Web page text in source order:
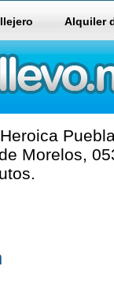
Alquiler
Morelos,